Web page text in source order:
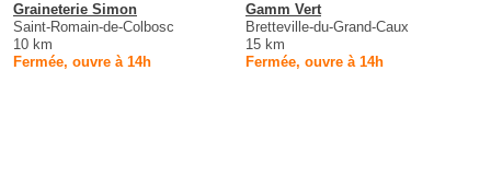
Graineterie Simon
Saint-Romain-de-Colbosc
10 km
Fermée, ouvre à 14h
Gamm Vert
Bretteville-du-Grand-Caux
15 km
Fermée, ouvre à 14h